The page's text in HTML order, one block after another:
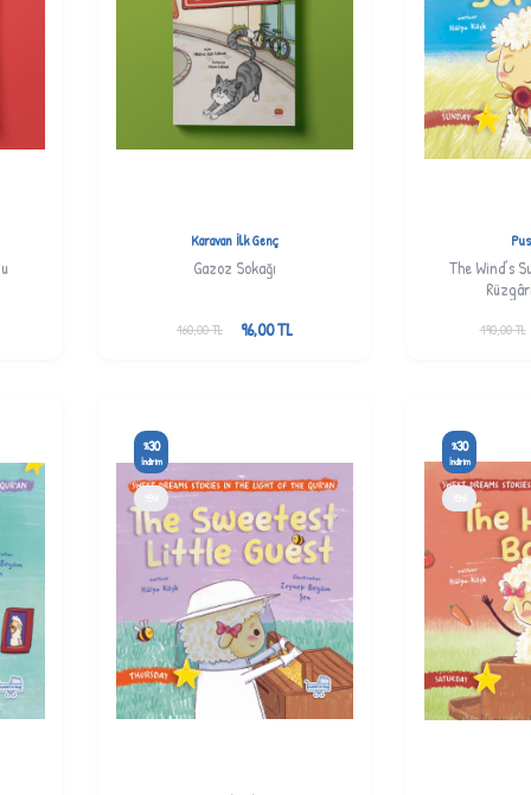
Karavan İlk Genç
Gazoz Sokağı
160,00TL 96,00TL
The Wind’s
190,00TL
%30
İndirim
%30
İndirim